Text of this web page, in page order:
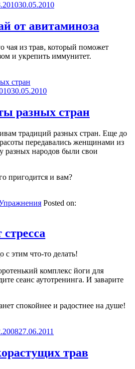
30.05.2010
от авитаминоза
чая из трав, который поможет
и укрепить иммунитет.
30.05.2010
разных стран
традиций разных стран. Еще до
передавались женщинами из
разных народов были свои
пригодится и вам?
Posted on:
с этим что-то делать!
комплекс йоги для
сеанс аутотренинга. И заварите
спокойнее и радостнее на душе!
27.06.2011
трав